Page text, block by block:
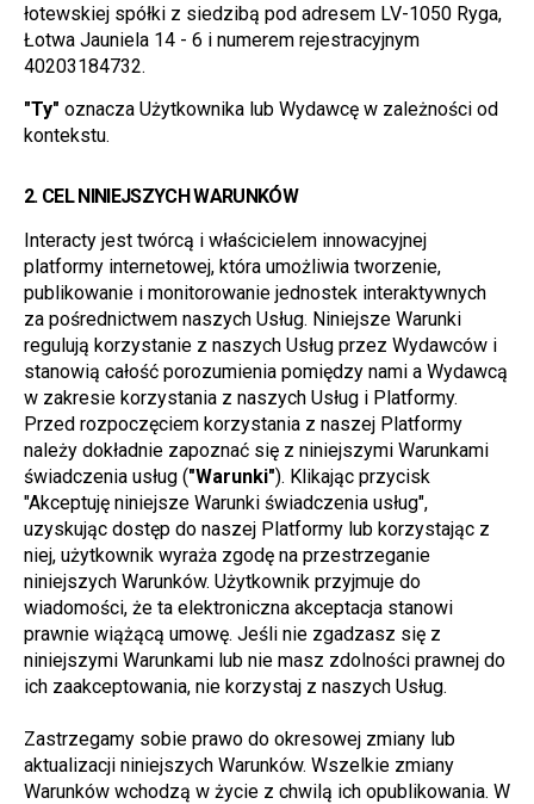
łotewskiej spółki z siedzibą pod adresem LV-1050 Ryga,
Łotwa Jauniela 14 - 6 i numerem rejestracyjnym
40203184732.
"Ty" oznacza Użytkownika lub Wydawcę w zależności od
kontekstu.
2. CEL NINIEJSZYCH WARUNKÓW
Interacty jest twórcą i właścicielem innowacyjnej
platformy internetowej, która umożliwia tworzenie,
publikowanie i monitorowanie jednostek interaktywnych
za pośrednictwem naszych Usług. Niniejsze Warunki
regulują korzystanie z naszych Usług przez Wydawców i
stanowią całość porozumienia pomiędzy nami a Wydawcą
w zakresie korzystania z naszych Usług i Platformy.
Przed rozpoczęciem korzystania z naszej Platformy
należy dokładnie zapoznać się z niniejszymi Warunkami
świadczenia usług ("Warunki"). Klikając przycisk
"Akceptuję niniejsze Warunki świadczenia usług",
uzyskując dostęp do naszej Platformy lub korzystając z
niej, użytkownik wyraża zgodę na przestrzeganie
niniejszych Warunków. Użytkownik przyjmuje do
wiadomości, że ta elektroniczna akceptacja stanowi
prawnie wiążącą umowę. Jeśli nie zgadzasz się z
niniejszymi Warunkami lub nie masz zdolności prawnej do
ich zaakceptowania, nie korzystaj z naszych Usług.
Zastrzegamy sobie prawo do okresowej zmiany lub
aktualizacji niniejszych Warunków. Wszelkie zmiany
Warunków wchodzą w życie z chwilą ich opublikowania. W